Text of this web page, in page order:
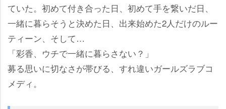
ていた。初めて付き合った日、初めて手を繋いだ日、
一緒に暮らそうと決めた日、出来始めた2人だけのルー
ティーン、そして…
「彩香、ウチで一緒に暮らさない？」
募る思いに切なさが帯びる、すれ違いガールズラブコ
メディ。